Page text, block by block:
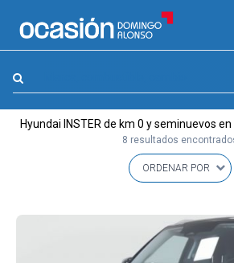
FILTROS
APPROVED
Hyundai INSTER de km 0 y seminuevos
8 resultados